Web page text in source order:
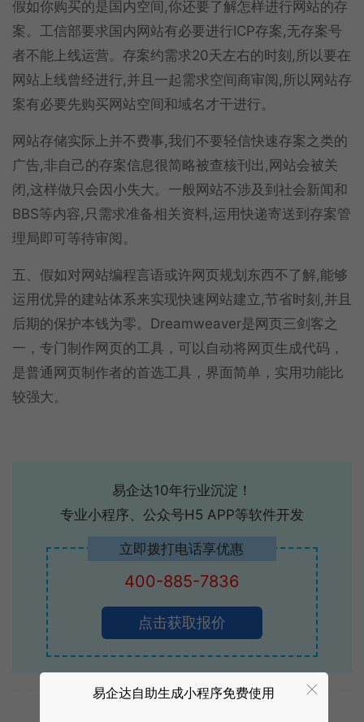
假如你购买的是国内空间,你还要了解怎样进行网站的存
案。工信部要求国内网站有必要进行ICP存案,无存案号
者不能上线运营。存案约需求20天左右的时刻,所以要在
网站上线曾经进行,并且一起需求空间商审阅,所以网站存
案有必要先购买网站空间和域名才干进行。
网站存储实际上并不费事,我们不要轻信快速存案之类的
广告,非自己的存案信息很简略被查核刊出,网站会被关
闭,这样做只会因小失大。一般网站不涉及到社会新闻和
BBS等内容,只需求准备相关资料,运用快递寄送到存案管
理局即可等待审阅。
五、假如对网站编程言语或许网页规划东西不了解,能够
运用优异的建站体系来实现快速网站建立,节省时刻,并且
后期的保护本钱为零。Dreamweaver是网页三剑客之
一，专门制作网页的工具，可以自动将网页生成代码，
是普通网页制作者的首选工具，界面简单，实用功能比
较强大。
易企达10年行业沉淀！
专业小程序、公众号H5 APP等软件开发
立即拨打电话享优惠
400-885-7836
点击获取报价
易企达自助生成小程序免费使用